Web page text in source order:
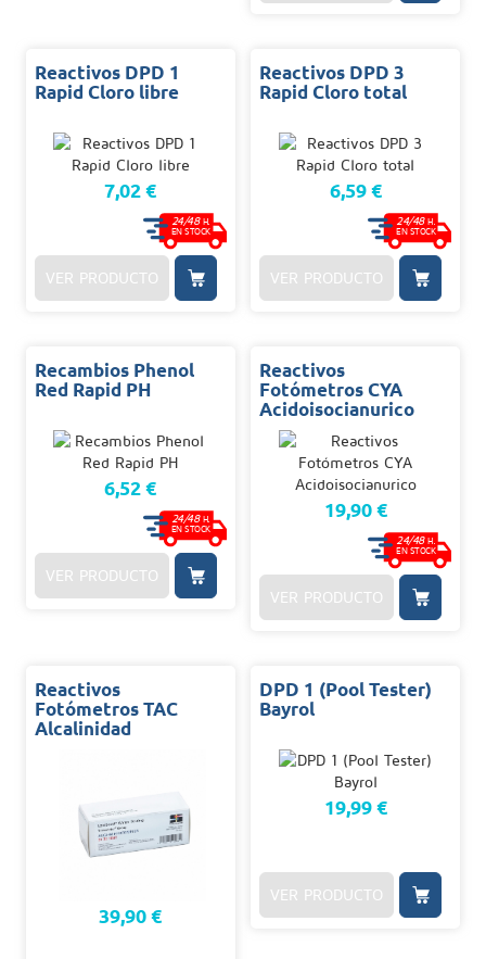
Reactivos DPD 1
Rapid Cloro libre
7,02 €
24/48 H.
EN STOCK
VER PRODUCTO
Reactivos DPD 3
Rapid Cloro total
6,59 €
24/48H.
EN STOCK
VER PRODUCTO
Recambios Phenol
Red Rapid PH
6,52 €
24/48 H.
EN STOCK
VER PRODUCTO
Reactivos
Fotómetros CYA
Acidoisocianurico
19,90 €
24/48H.
EN STOCK
VER PRODUCTO
Reactivos
Fotómetros TAC
Alcalinidad
39,90 €
DPD 1 (Pool Tester)
Bayrol
19,99 €
VER PRODUCTO